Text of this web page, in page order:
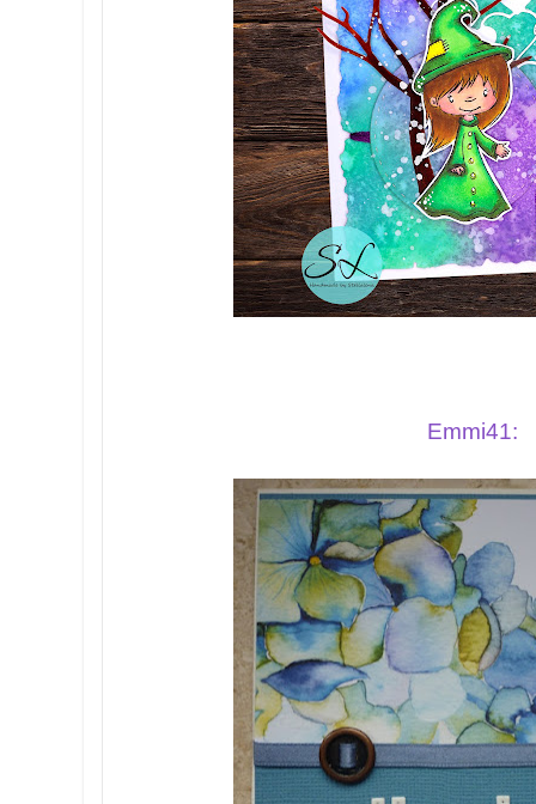
Emmi41: